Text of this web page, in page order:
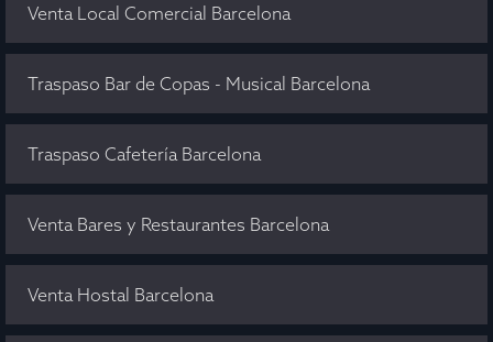
Venta Local Comercial Barcelona
Traspaso Bar de Copas - Musical Barcelona
Traspaso Cafetería Barcelona
Venta Bares y Restaurantes Barcelona
Venta Hostal Barcelona